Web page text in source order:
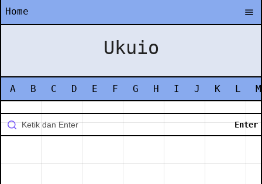
Home
Ukuio
A B C D E F G H I J K L M